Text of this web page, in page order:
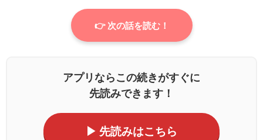
👉 次の話を読む！
アプリならこの続きがすぐに
先読みできます！
▶ 先読みはこちら